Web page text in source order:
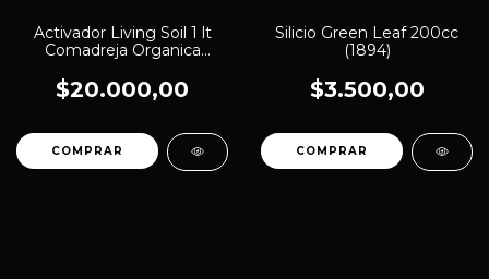
Activador Living Soil 1 lt
Comadreja Organica
$20.000,00
Silicio Green Leaf 200cc
(1894)
$3.500,00